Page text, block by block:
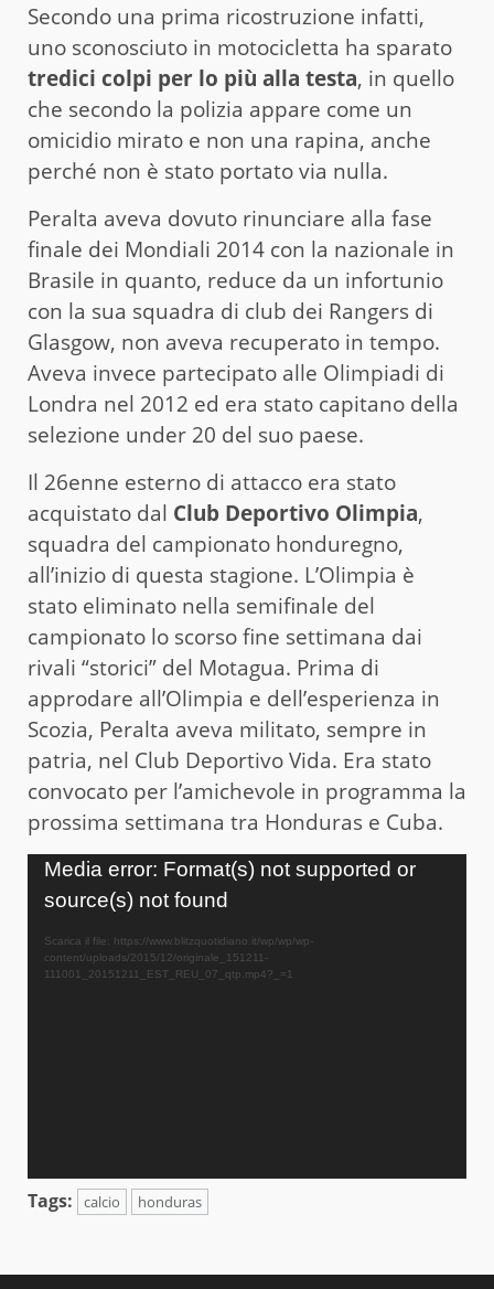
Secondo una prima ricostruzione infatti,
uno sconosciuto in motocicletta ha sparato
tredici colpi per lo più alla testa, in quello
che secondo la polizia appare come un
omicidio mirato e non una rapina, anche
perché non è stato portato via nulla.
Peralta aveva dovuto rinunciare alla fase
finale dei Mondiali 2014 con la nazionale in
Brasile in quanto, reduce da un infortunio
con la sua squadra di club dei Rangers di
Glasgow, non aveva recuperato in tempo.
Aveva invece partecipato alle Olimpiadi di
Londra nel 2012 ed era stato capitano della
selezione under 20 del suo paese.
Il 26enne esterno di attacco era stato
acquistato dal Club Deportivo Olimpia,
squadra del campionato honduregno,
all’inizio di questa stagione. L’Olimpia è
stato eliminato nella semifinale del
campionato lo scorso fine settimana dai
rivali “storici” del Motagua. Prima di
approdare all’Olimpia e dell’esperienza in
Scozia, Peralta aveva militato, sempre in
patria, nel Club Deportivo Vida. Era stato
convocato per l’amichevole in programma la
prossima settimana tra Honduras e Cuba.
Video
Player
Media error: Format(s) not supported or
source(s) not found
Scarica il file: https://www.blitzquotidiano.it/wp/wp/wp-
content/uploads/2015/12/originale_151211-
111001_20151211_EST_REU_07_qtp.mp4?_=1
Tags: calcio honduras